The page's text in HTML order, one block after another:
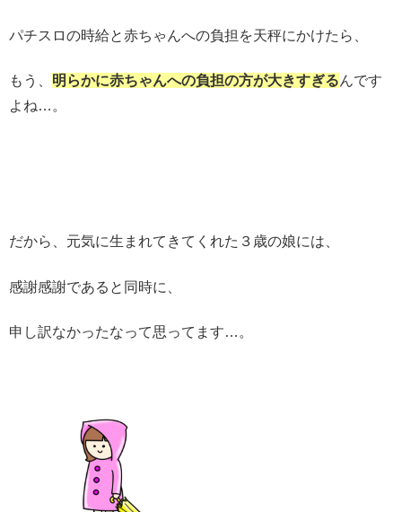
パチスロの時給と赤ちゃんへの負担を天秤にかけたら、
もう、 明らかに赤ちゃんへの負担の方が大きすぎるんです
よね…。
だから、元気に生まれてきてくれた３歳の娘には、
感謝感謝であると同時に、
申し訳なかったなって思ってます…。